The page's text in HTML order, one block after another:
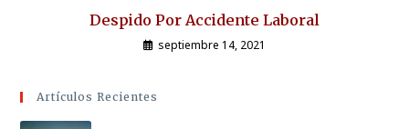
Despido Por Accidente Laboral
septiembre 14, 2021
Artículos Recientes